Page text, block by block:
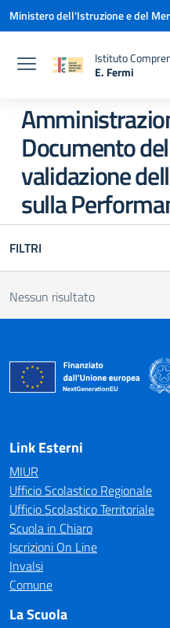
Vai ai contenuti
Vai al menu di navigazione
Vai al footer
Ministero dell'Istruzione e del
Istituto
E. Fermi
Documento
validazione
sulla
FILTRI
Nessun risultato
Link Esterni
MIUR
Ufficio Scolastico Regionale
Ufficio Scolastico Territoriale
Scuola in Chiaro
Iscrizioni On Line
Invalsi
Comune
La Scuola